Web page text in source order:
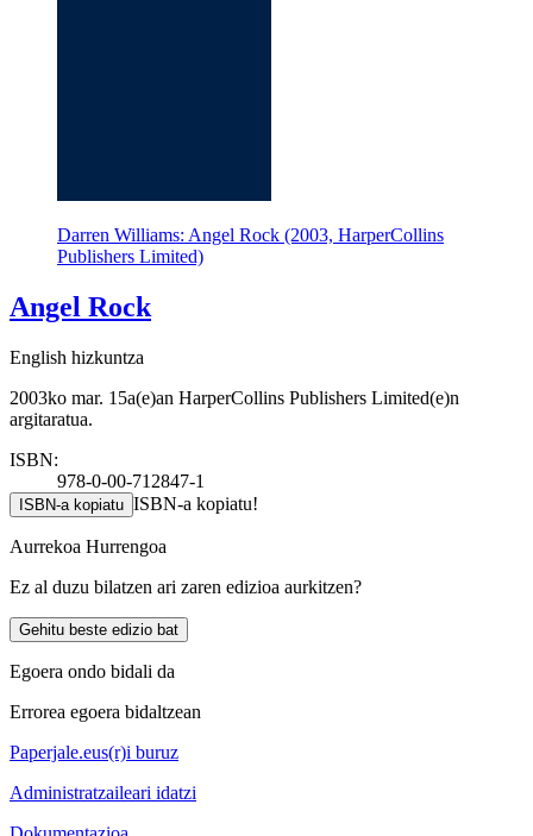
Darren Williams: Angel Rock (2003, HarperCollins
Publishers Limited)
Angel Rock
English hizkuntza
2003ko mar. 15a(e)an HarperCollins Publishers Limited(e)n
argitaratua.
ISBN:
978-0-00-712847-1
ISBN-a kopiatu ISBN-a kopiatu!
Aurrekoa Hurrengoa
Ez al duzu bilatzen ari zaren edizioa aurkitzen?
Gehitu beste edizio bat
Egoera ondo bidali da
Errorea egoera bidaltzean
Paperjale.eus(r)i buruz
Administratzaileari idatzi